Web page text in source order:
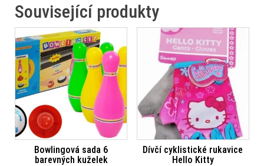
Související produkty
Bowlingová sada 6
barevných kuželek
Dívčí cyklistické rukavice
Hello Kitty